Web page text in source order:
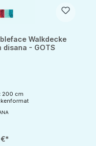
Walkdecke
disana - GOTS
200 cm